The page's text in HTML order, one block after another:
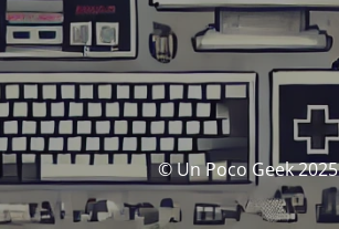
© Un Poco Geek 2025